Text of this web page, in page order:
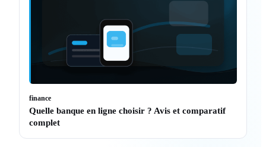
finance
Quelle banque en ligne choisir ? Avis et comparatif
complet